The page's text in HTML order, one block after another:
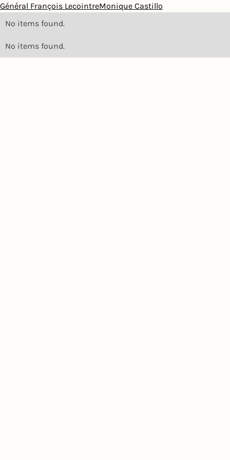
Général François LecointreMonique Castillo
No items found.
No items found.